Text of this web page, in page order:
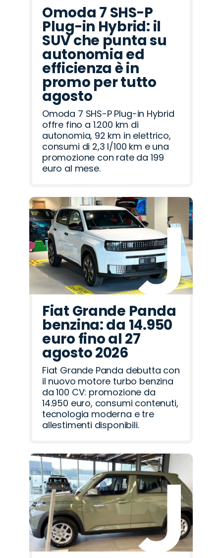
Omoda 7 SHS-P
Plug-in Hybrid: il
SUV che punta su
autonomia ed
efficienza è in
promo per tutto
agosto
Omoda 7 SHS-P Plug-in Hybrid
offre fino a 1.200 km di
autonomia, 92 km in elettrico,
consumi di 2,3 l/100 km e una
promozione con rate da 199
euro al mese.
Fiat Grande Panda
benzina: da 14.950
euro fino al 27
agosto 2026
Fiat Grande Panda debutta con
il nuovo motore turbo benzina
da 100 CV: promozione da
14.950 euro, consumi contenuti,
tecnologia moderna e tre
allestimenti disponibili.